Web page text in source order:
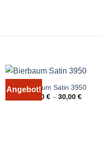
Angebot!
Bierbaum Satin 3950
20,00 €– 30,00 €